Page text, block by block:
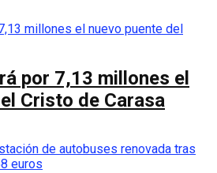
por 7,13 millones el
Cristo de Carasa